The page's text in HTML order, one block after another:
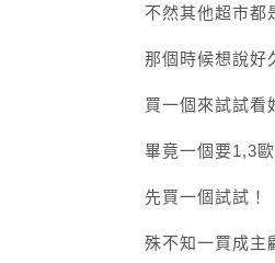
不然其他超市都
那個時候想說好
買一個來試試看
畢竟一個要1,3
先買一個試試！
殊不知一買成主